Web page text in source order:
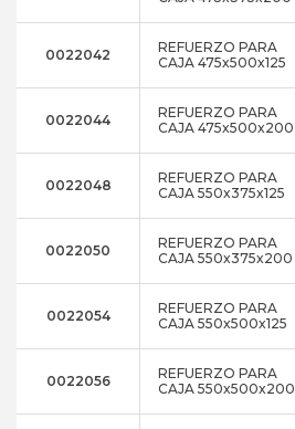
0022042
REFUERZO PARA
CAJA 475x500x125
0022044
REFUERZO PARA
CAJA 475x500x200
0022048
REFUERZO PARA
CAJA 550x375x125
0022050
REFUERZO PARA
CAJA 550x375x200
0022054
REFUERZO PARA
CAJA 550x500x125
0022056
REFUERZO PARA
CAJA 550x500x200